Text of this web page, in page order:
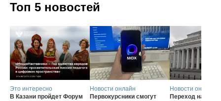
Топ 5 новостей
Это интересно
В Казани пройдет Форум
Новости онлайн
Первокурсники смогут
Новости онлайн
Переход на